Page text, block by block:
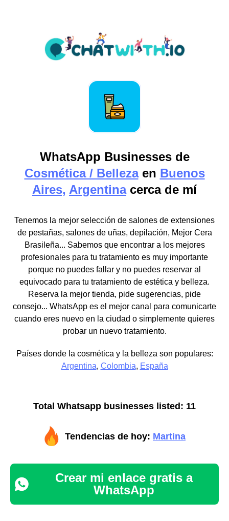
WhatsApp Businesses de
Cosmética / Bellezaen Buenos
Aires, Argentinacerca de mí
Tenemos la mejor selección de salones de extensiones
de pestañas, salones de uñas, depilación, Mejor Cera
Brasileña... Sabemos que encontrar a los mejores
profesionales para tu tratamiento es muy importante
porque no puedes fallar y no puedes reservar al
equivocado para tu tratamiento de estética y belleza.
Reserva la mejor tienda, pide sugerencias, pide
consejo... WhatsApp es el mejor canal para comunicarte
cuando eres nuevo en la ciudad o simplemente quieres
probar un nuevo tratamiento.
Países donde la cosmética y la belleza son populares:
Argentina, Colombia, España
Total Whatsapp businesses listed: 11
Tendencias de hoy: Martina
Crear mi enlace gratis a
WhatsApp